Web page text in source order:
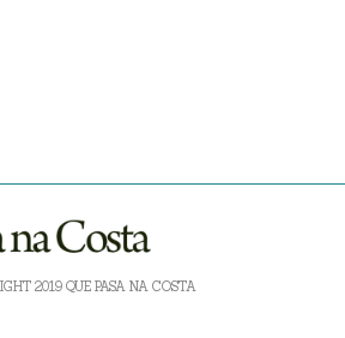
2019 QUE PASA NA COSTA